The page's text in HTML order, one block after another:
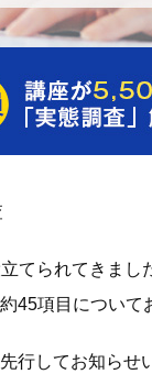
てられてきま
45項目について
行してお知らせ